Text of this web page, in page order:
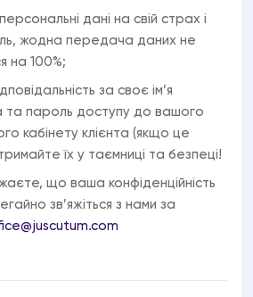
дані на свій страх і
жодна передача даних не
на 100%;
за своє ім’я
та пароль доступу до вашого
кабінету клієнта (якщо це
їх у таємниці та безпеці!
що ваша конфіденційність
зв’яжіться з нами за